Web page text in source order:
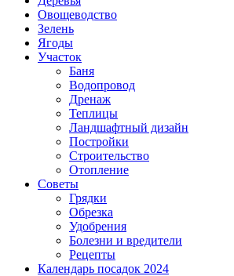
Овощеводство
Зелень
Ягоды
Участок
Баня
Водопровод
Дренаж
Теплицы
Ландшафтный дизайн
Постройки
Строительство
Отопление
Советы
Грядки
Обрезка
Удобрения
Болезни и вредители
Рецепты
Календарь посадок 2024